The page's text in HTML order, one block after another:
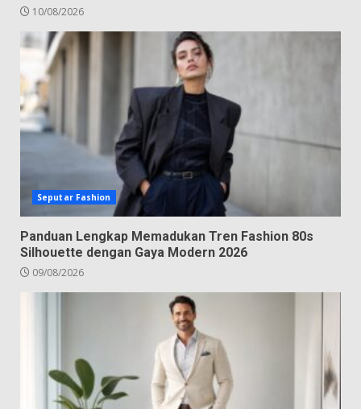
10/08/2026
Seputar Fashion
Panduan Lengkap Memadukan Tren Fashion 80s
Silhouette dengan Gaya Modern 2026
09/08/2026